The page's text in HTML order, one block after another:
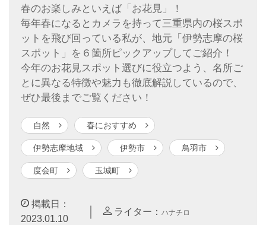
春のお楽しみといえば「お花見」！
毎年春になるとカメラを持って三重県内の桜スポ
ットを飛び回っている私が、地元「伊勢志摩の桜
スポット」を６箇所ピックアップしてご紹介！
今年のお花見スポット選びに役立つよう、名所ご
とに異なる特徴や魅力も徹底解説しているので、
ぜひ最後までご覧ください！
自然 春におすすめ
伊勢志摩地域 伊勢市 鳥羽市
度会町 玉城町
掲載日：
2023.01.10
ライター：ハナチロ